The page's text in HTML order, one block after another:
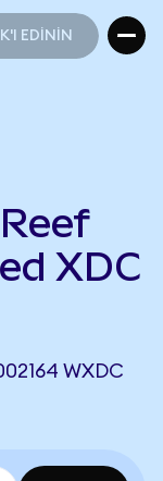
EDİNİN
XDC
WXDC